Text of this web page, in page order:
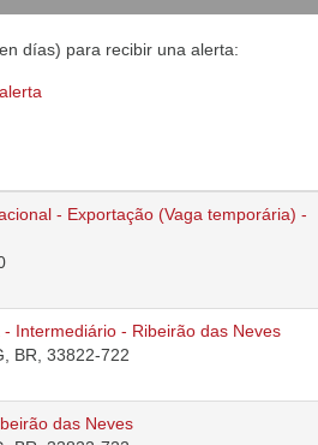
días) para recibir una alerta:
- Exportação (Vaga temporária) -
Intermediário - Ribeirão das Neves
BR, 33822-722
das Neves